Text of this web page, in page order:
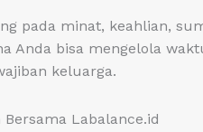
pada minat, keahlian,
Anda bisa mengelola
keluarga.
Labalance.id